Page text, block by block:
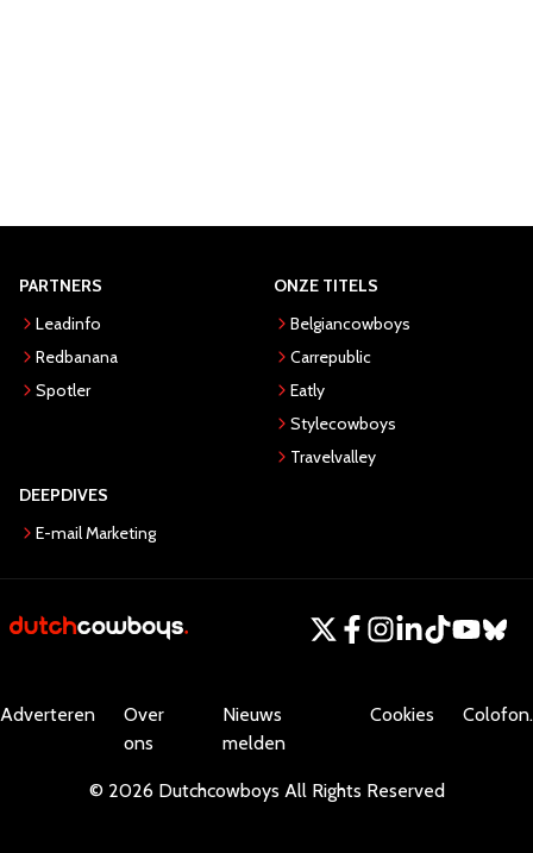
PARTNERS
Leadinfo
Redbanana
Spotler
ONZE TITELS
Belgiancowboys
Carrepublic
Eatly
Stylecowboys
Travelvalley
DEEPDIVES
E-mail Marketing
Adverteren
Over
ons
Nieuws
melden
Cookies Colofon.
© 2026 Dutchcowboys All Rights Reserved